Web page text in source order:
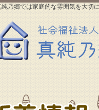
純乃郷では家庭的な雰囲気を大切